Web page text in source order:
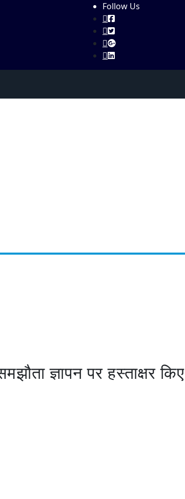
Follow Us
ज्ञापन पर हस्ताक्षर किए